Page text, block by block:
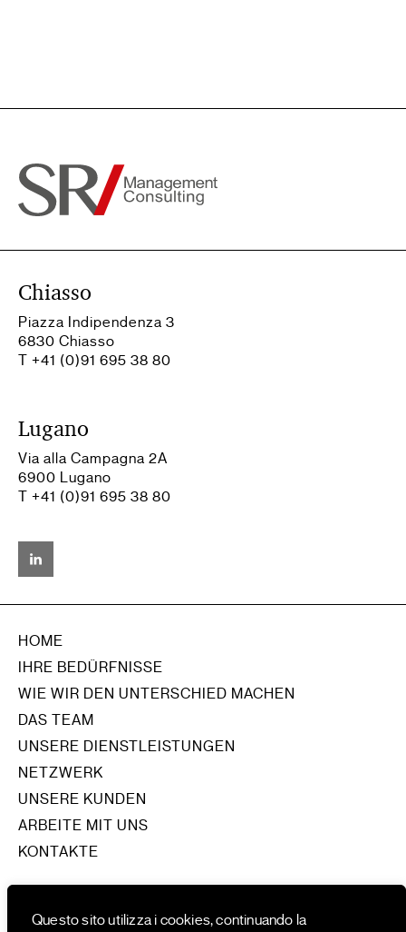
Questo sito utilizza i cookies, continuando la
Chiasso
Piazza Indipendenza 3
6830 Chiasso
T +41 (0)91 695 38 80
Lugano
Via alla Campagna 2A
6900 Lugano
T +41 (0)91 695 38 80
HOME
IHRE BEDÜRFNISSE
WIE WIR DEN UNTERSCHIED MACHEN
DAS TEAM
UNSERE DIENSTLEISTUNGEN
NETZWERK
UNSERE KUNDEN
ARBEITE MIT UNS
KONTAKTE